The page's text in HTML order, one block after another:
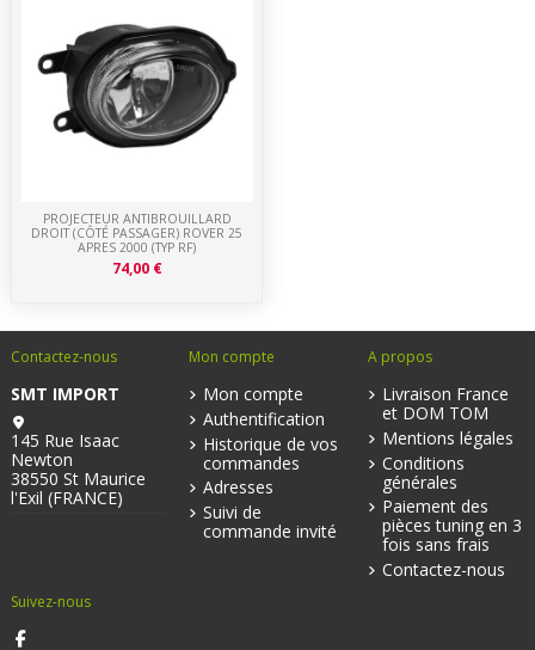
PROJECTEUR ANTIBROUILLARD
DROIT (CÔTÉ PASSAGER) ROVER 25
APRES 2000 (TYP RF)
74,00 €
Contactez-nous
SMT IMPORT
145 Rue Isaac
Newton
38550 St Maurice
l'Exil (FRANCE)
Mon compte
Mon compte
Authentification
Historique de vos
commandes
Adresses
Suivi de
commande invité
A propos
Livraison France
et DOM TOM
Mentions légales
Conditions
générales
Paiement des
pièces tuning en 3
fois sans frais
Contactez-nous
Suivez-nous